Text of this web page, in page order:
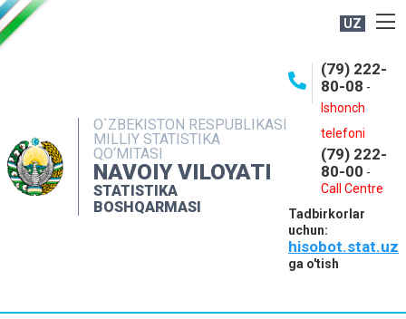
UZ
O`ZBEKISTON RESPUBLIKASI
MILLIY STATISTIKA
QO‘MITASI
NAVOIY VILOYATI
STATISTIKA
BOSHQARMASI
(79) 222-
80-08 -
Ishonch
telefoni
(79) 222-
80-00 -
Call Centre
Tadbirkorlar
uchun:
hisobot.stat.uz
ga o'tish
OCHIQ MA'LUMOTLAR
INTERAKTIV XIZMATLAR
MUROJAATLAR